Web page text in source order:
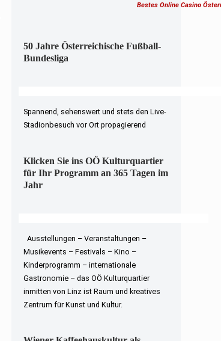
Bestes Online Casino
50 Jahre Österreichische Fußball-
Bundesliga
Spannend, sehenswert und stets den Live-
Stadionbesuch vor Ort propagierend
Klicken Sie ins OÖ Kulturquartier
für Ihr Programm an 365 Tagen im
Jahr
Ausstellungen – Veranstaltungen –
Musikevents – Festivals – Kino –
Kinderprogramm – internationale
Gastronomie – das OÖ Kulturquartier
inmitten von Linz ist Raum und kreatives
Zentrum für Kunst und Kultur.